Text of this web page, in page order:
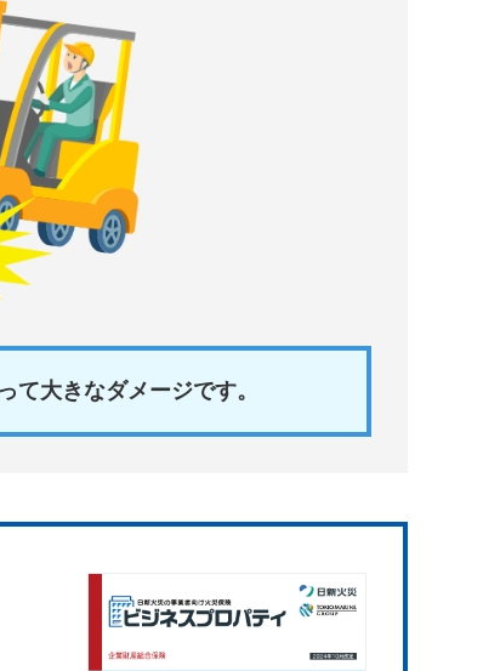
大きなダメージです。